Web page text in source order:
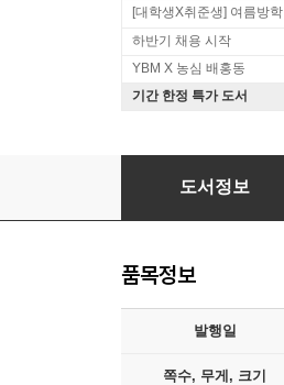
[대학생X취준생] 여름방학
하반기 채용 시작
YBM X 농심 배홍동
기간 한정 특가 도서
영어 스피킹 6하원칙
도서정보
품목정보
발행일
쪽수, 무게, 크기